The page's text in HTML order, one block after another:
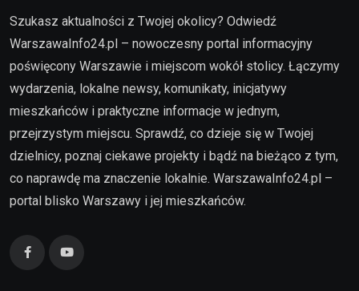
Szukasz aktualności z Twojej okolicy? Odwiedź
WarszawaInfo24.pl – nowoczesny portal informacyjny
poświęcony Warszawie i miejscom wokół stolicy. Łączymy
wydarzenia, lokalne newsy, komunikaty, inicjatywy
mieszkańców i praktyczne informacje w jednym,
przejrzystym miejscu. Sprawdź, co dzieje się w Twojej
dzielnicy, poznaj ciekawe projekty i bądź na bieżąco z tym,
co naprawdę ma znaczenie lokalnie. WarszawaInfo24.pl –
portal blisko Warszawy i jej mieszkańców.